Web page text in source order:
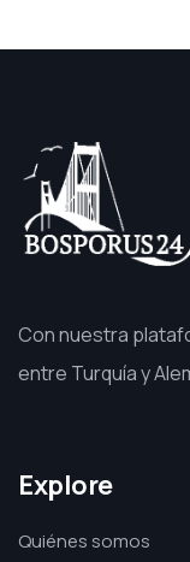
Con nuestra
entre Turquía y
Explore
Quiénes somos